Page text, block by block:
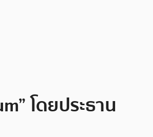
โดยประธาน